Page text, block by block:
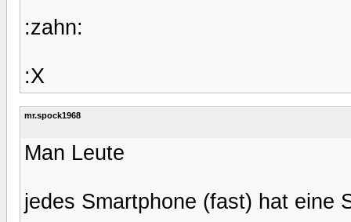
:zahn:
:X
mr.spock1968
Man Leute
jedes Smartphone (fast) hat eine